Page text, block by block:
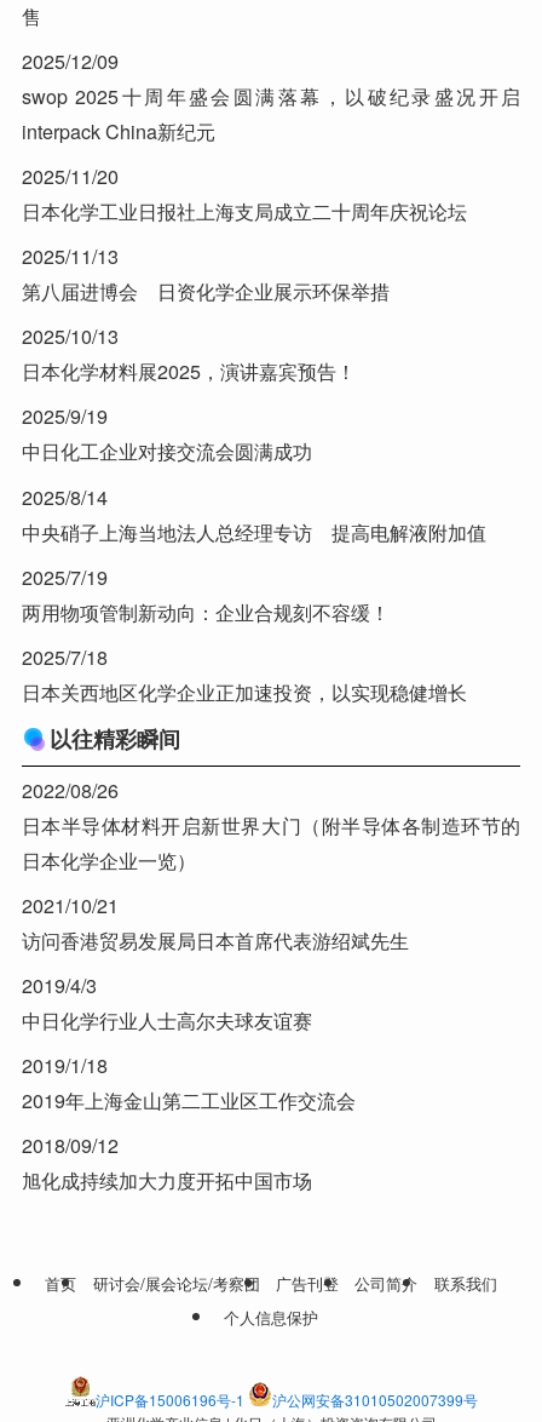
售
2025/12/09
swop 2025十周年盛会圆满落幕，以破纪录盛况开启
interpack China新纪元
2025/11/20
日本化学工业日报社上海支局成立二十周年庆祝论坛
2025/11/13
第八届进博会 日资化学企业展示环保举措
2025/10/13
日本化学材料展2025，演讲嘉宾预告！
2025/9/19
中日化工企业对接交流会圆满成功
2025/8/14
中央硝子上海当地法人总经理专访 提高电解液附加值
2025/7/19
两用物项管制新动向：企业合规刻不容缓！
2025/7/18
日本关西地区化学企业正加速投资，以实现稳健增长
以往精彩瞬间
2022/08/26
日本半导体材料开启新世界大门（附半导体各制造环节的
日本化学企业一览）
2021/10/21
访问香港贸易发展局日本首席代表游绍斌先生
2019/4/3
中日化学行业人士高尔夫球友谊赛
2019/1/18
2019年上海金山第二工业区工作交流会
2018/09/12
旭化成持续加大力度开拓中国市场
首页 研讨会/展会论坛/考察团 广告刊登 公司简介
联系我们
个人信息保护
沪ICP备15006196号-1
沪公网安备31010502007399号